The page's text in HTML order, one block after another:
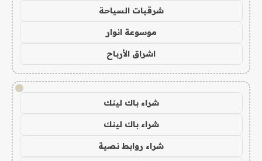
شرقيات السياحة
موسوعة انوار
اشراق الأرباح
!
شراء باك لينك
شراء باك لينك
شراء روابط نصية